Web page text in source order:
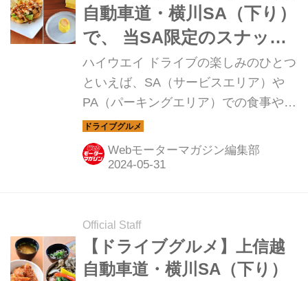
自動車道・横川SA（下り）
で、 当SA限定のスナック
とスイーツを満喫しよう！
ハイウエイ ドライブの楽しみのひとつ
といえば、SA（サービスエリア）や
PA（パーキングエリア）での食事やお
みやげ。今回は上信越自動車道・横川
SA（下り）のテイクアウト グルメを
紹介しよう。
Webモーターマガジン編集部
Official Staff
【ドライブグルメ】上信越
自動車道・横川SA（下り）